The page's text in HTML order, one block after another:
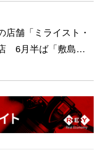
店舗「ミライスト・
6月半ば「敷島北1
プン